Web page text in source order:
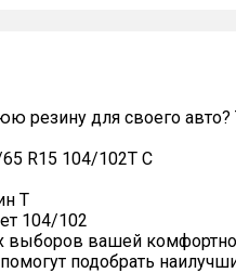
резину для своего
R15 104/102T C
T
104/102
выборов вашей
подобрать